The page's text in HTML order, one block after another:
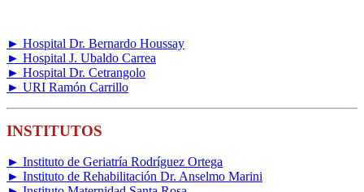
► Hospital Dr. Bernardo Houssay
► Hospital J. Ubaldo Carrea
► Hospital Dr. Cetrangolo
► URI Ramón Carrillo
INSTITUTOS
► Instituto de Geriatría Rodríguez Ortega
► Instituto de Rehabilitación Dr. Anselmo Marini